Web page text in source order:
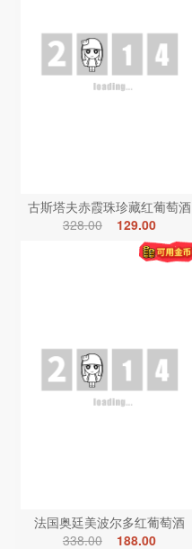
古斯塔夫赤霞珠珍藏红葡萄酒
328.00
129.00
法国奥廷美波尔多红葡萄酒
338.00
188.00